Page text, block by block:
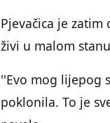
Pjevačica je
živi u malom
''Evo mog lijepog
poklonila. To je